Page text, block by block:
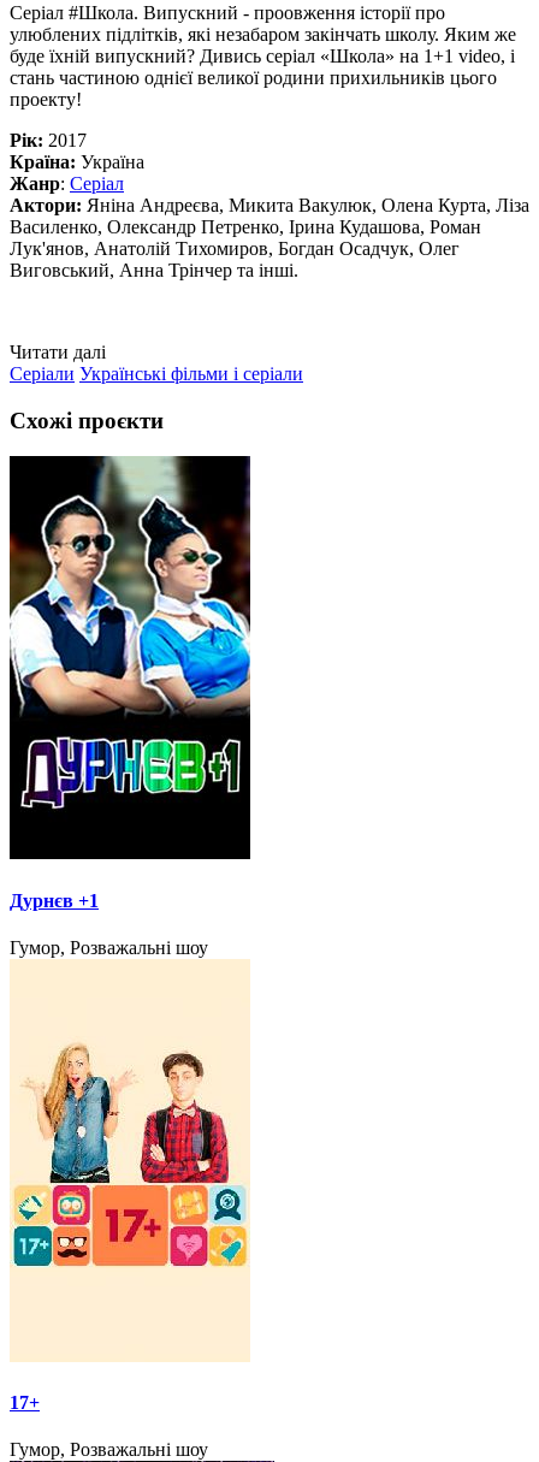
Серіал #Школа. Випускний - проовження історії про
улюблених підлітків, які незабаром закінчать школу. Яким же
буде їхній випускний? Дивись серіал «Школа» на 1+1 video, і
стань частиною однієї великої родини прихильників цього
проекту!
Рік: 2017
Країна: Україна
Жанр: Серіал
Актори: Яніна Андреєва, Микита Вакулюк, Олена Курта, Ліза
Василенко, Олександр Петренко, Ірина Кудашова, Роман
Лук'янов, Анатолій Тихомиров, Богдан Осадчук, Олег
Виговський, Анна Трінчер та інші.
Читати далі
Серіали Українські фільми і серіали
Схожі проєкти
Дурнєв +1
Гумор, Розважальні шоу
17+
Гумор, Розважальні шоу